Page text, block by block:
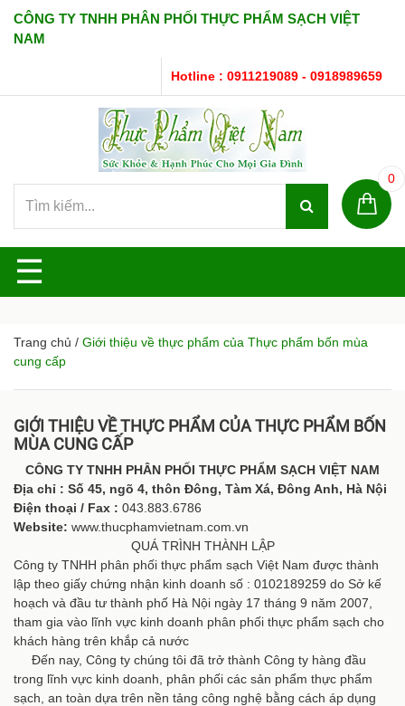
CÔNG TY TNHH PHÂN PHỐI THỰC PHẨM SẠCH VIỆT
NAM
Hotline : 0911219089 - 0918989659
0
☰
Trang chủ / Giới thiệu về thực phẩm của Thực phẩm bốn mùa
cung cấp
GIỚI THIỆU VỀ THỰC PHẨM CỦA THỰC PHẨM BỐN
MÙA CUNG CẤP
CÔNG TY TNHH PHÂN PHỐI THỰC PHẨM SẠCH VIỆT NAM
Địa chỉ : Số 45, ngõ 4, thôn Đông, Tàm Xá, Đông Anh, Hà Nội
Điện thoại / Fax : 043.883.6786
Website: www.thucphamvietnam.com.vn
QUÁ TRÌNH THÀNH LẬP
Công ty TNHH phân phối thực phẩm sạch Việt Nam được thành
lập theo giấy chứng nhận kinh doanh số : 0102189259 do Sở kế
hoạch và đầu tư thành phố Hà Nội ngày 17 tháng 9 năm 2007,
tham gia vào lĩnh vực kinh doanh phân phối thực phẩm sạch cho
khách hàng trên khắp cả nước
Đến nay, Công ty chúng tôi đã trở thành Công ty hàng đầu
trong lĩnh vực kinh doanh, phân phối các sản phẩm thực phẩm
sạch, an toàn dựa trên nền tảng công nghệ bằng cách áp dụng